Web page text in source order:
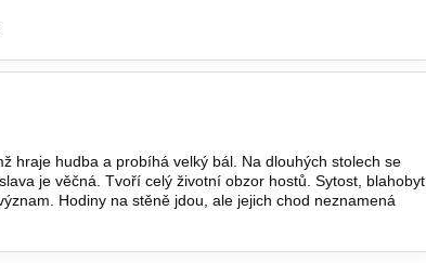
hraje hudba a probíhá velký bál. Na dlouhých stolech se
je věčná. Tvoří celý životní obzor hostů. Sytost, blahobyt
Hodiny na stěně jdou, ale jejich chod neznamená